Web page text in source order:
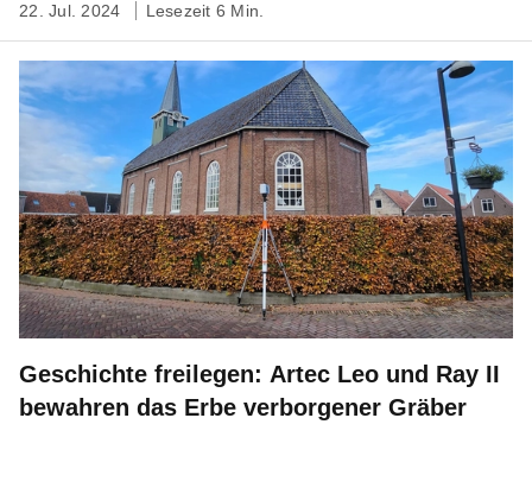
22. Jul. 2024 Lesezeit 6 Min.
Geschichte freilegen: Artec Leo und Ray II
bewahren das Erbe verborgener Gräber